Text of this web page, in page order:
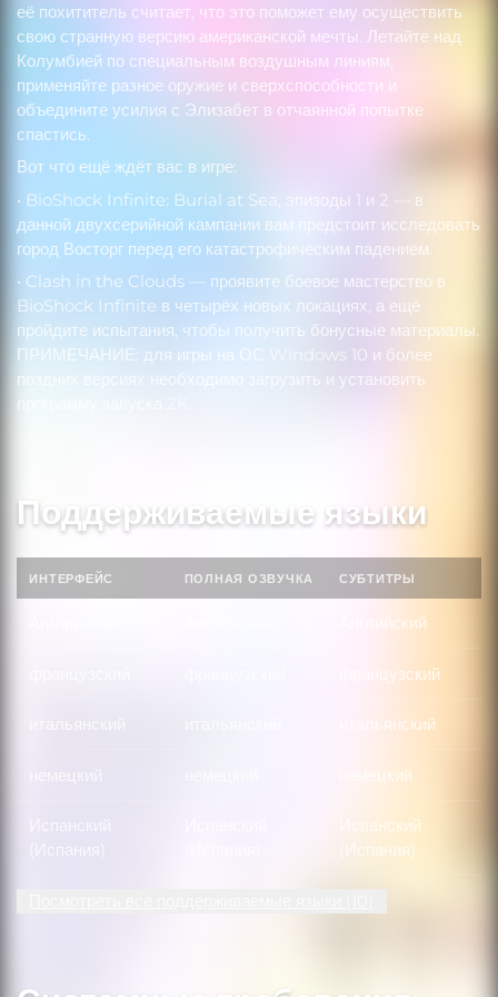
её похититель считает, что это поможет ему осуществить
свою странную версию американской мечты. Летайте над
Колумбией по специальным воздушным линиям,
применяйте разное оружие и сверхспособности и
объедините усилия с Элизабет в отчаянной попытке
спастись.
Вот что ещё ждёт вас в игре:
• BioShock Infinite: Burial at Sea, эпизоды 1 и 2 — в
данной двухсерийной кампании вам предстоит исследовать
город Восторг перед его катастрофическим падением.
• Clash in the Clouds — проявите боевое мастерство в
BioShock Infinite в четырёх новых локациях, а ещё
пройдите испытания, чтобы получить бонусные материалы.
ПРИМЕЧАНИЕ: для игры на ОС Windows 10 и более
поздних версиях необходимо загрузить и установить
программу запуска 2K.
Поддерживаемые языки
ИНТЕРФЕЙС ПОЛНАЯ ОЗВУЧКА СУБТИТРЫ
Английский
французский
итальянский
немецкий
Испанский
(Испания)